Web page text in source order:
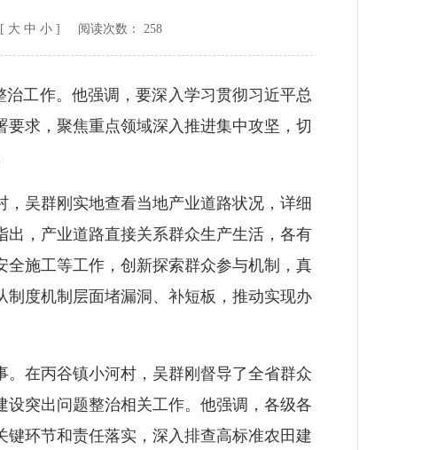
大 中 小 ] 阅读次数： 258
工作。他强调，要深入学习贯彻习近平总
求，聚焦重点领域深入推进集中攻坚，切
吴群刚实地查看当地产业道路状况，详细
，产业道路直接关系群众生产生活，各有
施工等工作，创新探索群众参与机制，真
度机制层面堵漏洞、补短板，推动实现办
在丙谷镇小河村，吴群刚督导了全省群众
突出问题整治相关工作。他强调，各级各
环节和责任落实，深入排查高标准农田建